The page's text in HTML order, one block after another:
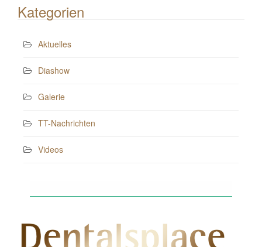
Kategorien
Aktuelles
Diashow
Galerie
TT-Nachrichten
Videos